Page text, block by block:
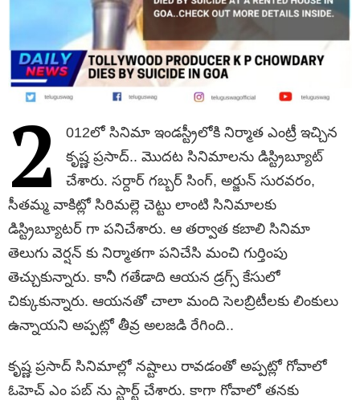
2
012లో సినిమా ఇండస్ట్రీలోకి నిర్మాత ఎంట్రీ ఇచ్చిన
కృష్ణ ప్రసాద్.. మొదట సినిమాలను డిస్ట్రిబ్యూట్
చేశారు. సర్దార్ గబ్బర్ సింగ్, అర్జున్ సురవరం,
సీతమ్మ వాకిట్లో సిరిమల్లె చెట్టు లాంటి సినిమాలకు
డిస్ట్రిబ్యూటర్ గా పనిచేశారు. ఆ తర్వాత కబాలి సినిమా
తెలుగు వెర్షన్ కు నిర్మాతగా పనిచేసి మంచి గుర్తింపు
తెచ్చుకున్నారు. కానీ గతేడాది ఆయన డ్రగ్స్ కేసులో
చిక్కుకున్నారు. ఆయనతో చాలా మంది సెలబ్రిటీలకు లింకులు
ఉన్నాయని అప్పట్లో తీవ్ర అలజడి రేగింది..
కృష్ణ ప్రసాద్ సినిమాల్లో నష్టాలు రావడంతో అప్పట్లో గోవాలో
ఓహెచ్ ఎం పబ్ ను స్టార్ట్ చేశారు. కాగా గోవాలో తనకు